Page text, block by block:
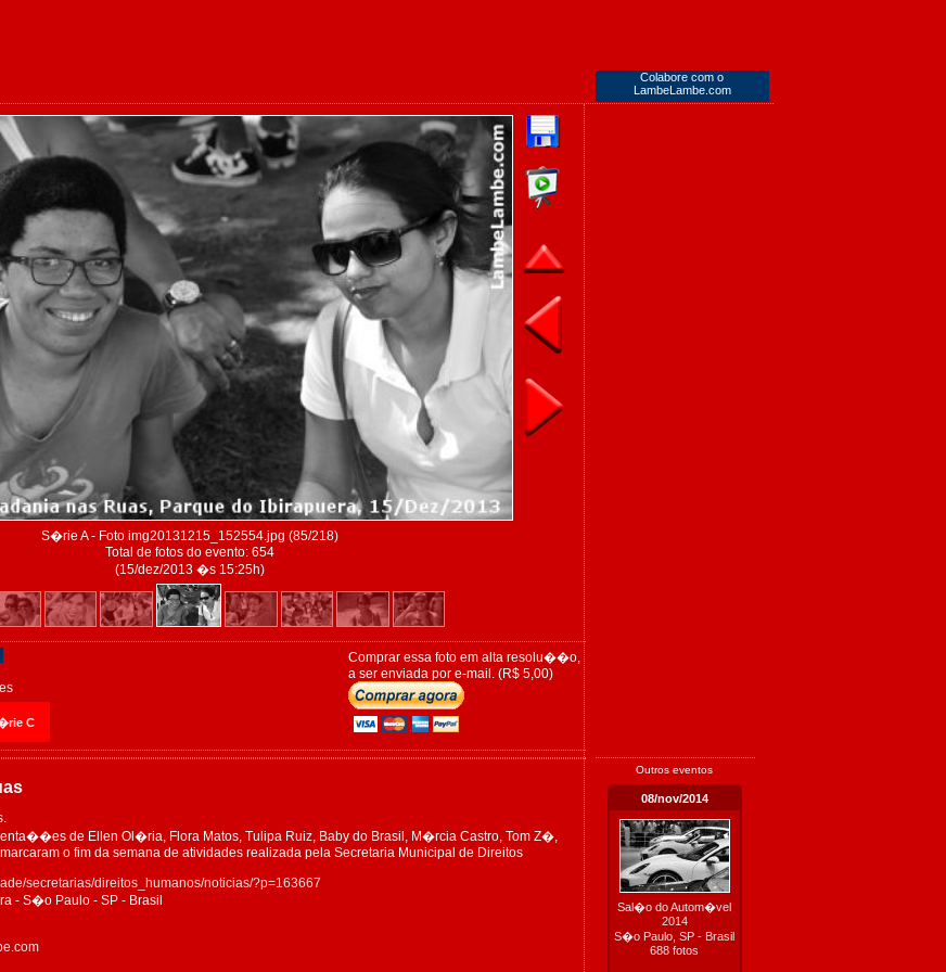
Colabore com o
LambeLambe.com
S�rie A - Foto img20131215_152554.jpg (85/218)
Total de fotos do evento: 654
(15/dez/2013 �s 15:25h)
Comprar essa foto em alta resolu��o,
a ser enviada por e-mail. (R$ 5,00)
C
de Ellen Ol�ria, Flora Matos, Tulipa Ruiz, Baby do Brasil, M�rcia Castro, Tom Z�,
o fim da semana de atividades realizada pela Secretaria Municipal de Direitos
secretarias/direitos_humanos/noticias/?p=163667
- S�o Paulo - SP - Brasil
Outros eventos
08/nov/2014
Sal�o do Autom�vel
2014
S�o Paulo, SP - Brasil
688 fotos